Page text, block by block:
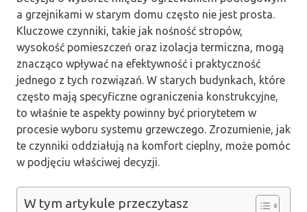
a grzejnikami w starym domu często nie jest prosta.
Kluczowe czynniki, takie jak nośność stropów,
wysokość pomieszczeń oraz izolacja termiczna, mogą
znacząco wpływać na efektywność i praktyczność
jednego z tych rozwiązań. W starych budynkach, które
często mają specyficzne ograniczenia konstrukcyjne,
to właśnie te aspekty powinny być priorytetem w
procesie wyboru systemu grzewczego. Zrozumienie, jak
te czynniki oddziałują na komfort cieplny, może pomóc
w podjęciu właściwej decyzji.
W tym artykule przeczytasz